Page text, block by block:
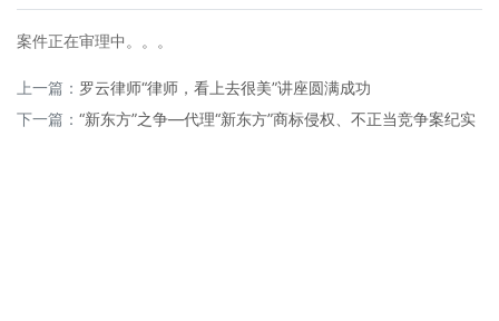
案件正在审理中。。。
上一篇： 罗云律师“律师，看上去很美”讲座圆满成功
下一篇： “新东方”之争—代理“新东方”商标侵权、不正当竞争案纪实